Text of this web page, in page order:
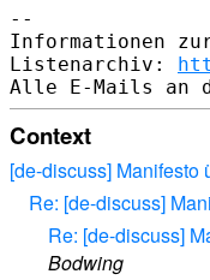
--
Informationen
Listenarchiv:
Context
[de-discuss] Manifesto
Re: [de-discuss]
Re: [de-discuss]
Bodwing